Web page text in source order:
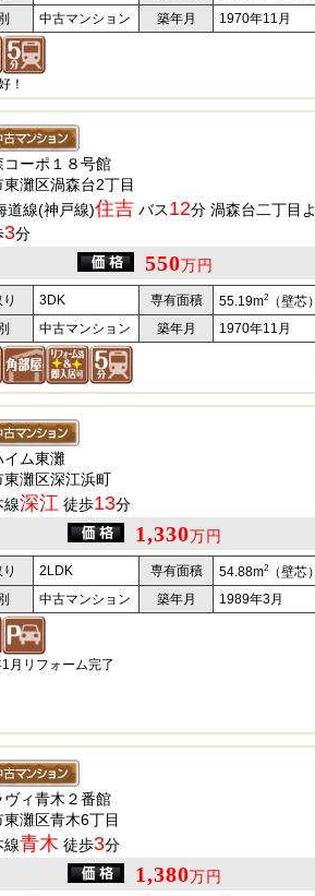
中古マンション 築年月 1970年11月
！
コーポ１８号館
東灘区渦森台2丁目
道線(神戸線)住吉 バス12分 渦森台二丁目よ
3分
550万円
3DK 専有面積 55.19m2
（壁芯）
中古マンション 築年月 1970年11月
イム東灘
東灘区深江浜町
線深江 徒歩13分
1,330万円
2LDK 専有面積 54.88m2
（壁芯）
中古マンション 築年月 1989年3月
月リフォーム完了
ヴィ青木２番館
灘区青木6丁目
線青木 徒歩3分
1,380万円